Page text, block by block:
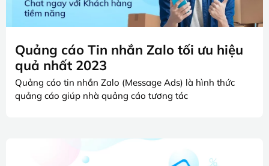
Quảng cáo Tin nhắn Zalo tối ưu hiệu
quả nhất 2023
Quảng cáo tin nhắn Zalo (Message Ads) là hình thức
quảng cáo giúp nhà quảng cáo tương tác